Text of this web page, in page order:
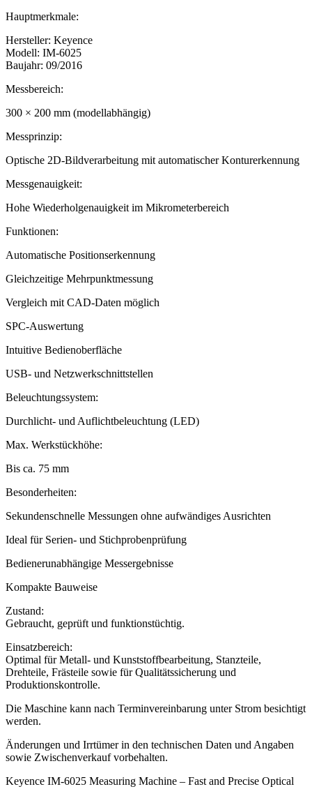
Hauptmerkmale:
Hersteller: Keyence
Modell: IM-6025
Baujahr: 09/2016
Messbereich:
300 × 200 mm (modellabhängig)
Messprinzip:
Optische 2D-Bildverarbeitung mit automatischer Konturerkennung
Messgenauigkeit:
Hohe Wiederholgenauigkeit im Mikrometerbereich
Funktionen:
Automatische Positionserkennung
Gleichzeitige Mehrpunktmessung
Vergleich mit CAD-Daten möglich
SPC-Auswertung
Intuitive Bedienoberfläche
USB- und Netzwerkschnittstellen
Beleuchtungssystem:
Durchlicht- und Auflichtbeleuchtung (LED)
Max. Werkstückhöhe:
Bis ca. 75 mm
Besonderheiten:
Sekundenschnelle Messungen ohne aufwändiges Ausrichten
Ideal für Serien- und Stichprobenprüfung
Bedienerunabhängige Messergebnisse
Kompakte Bauweise
Zustand:
Gebraucht, geprüft und funktionstüchtig.
Einsatzbereich:
Optimal für Metall- und Kunststoffbearbeitung, Stanzteile,
Drehteile, Frästeile sowie für Qualitätssicherung und
Produktionskontrolle.
Die Maschine kann nach Terminvereinbarung unter Strom besichtigt
werden.
Änderungen und Irrtümer in den technischen Daten und Angaben
sowie Zwischenverkauf vorbehalten.
Keyence IM-6025 Measuring Machine – Fast and Precise Optical